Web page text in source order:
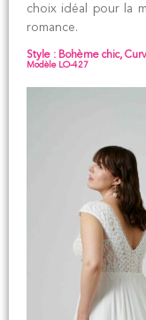
choix idéal pour la
romance.
Style : Bohème chic,
Modèle LO-427